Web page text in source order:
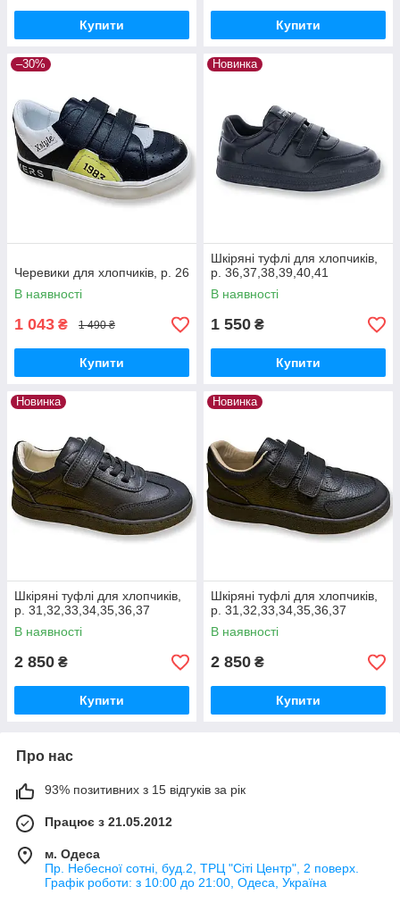
Купити Купити
–30%
Черевики для хлопчиків, р. 26
В наявності
1 043 ₴ 1 490 ₴
Купити
Новинка
Шкіряні туфлі для хлопчиків,
р. 36,37,38,39,40,41
В наявності
1 550 ₴
Купити
Новинка
Шкіряні туфлі для хлопчиків,
р. 31,32,33,34,35,36,37
В наявності
2 850 ₴
Купити
Новинка
Шкіряні туфлі для хлопчиків,
р. 31,32,33,34,35,36,37
В наявності
2 850 ₴
Купити
Про нас
93% позитивних з 15 відгуків за рік
Працює з 21.05.2012
м. Одеса
Пр. Небесної сотні, буд.2, ТРЦ "Сіті Центр", 2 поверх.
Графік роботи: з 10:00 до 21:00, Одеса, Україна